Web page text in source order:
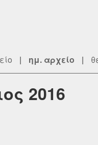
| ημ. αρχείο |
2016